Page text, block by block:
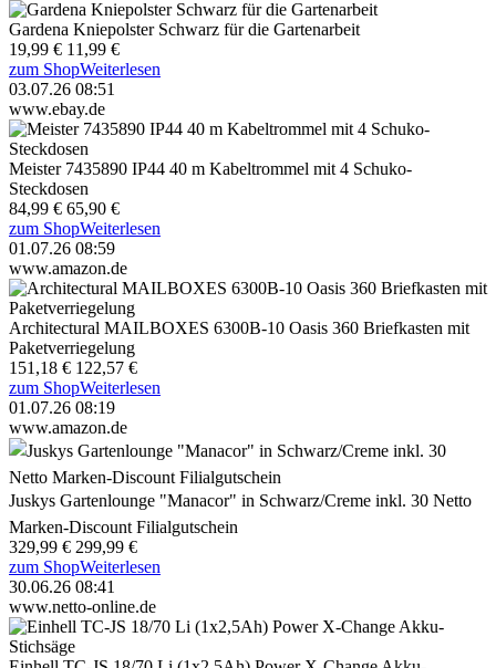
Gardena Kniepolster Schwarz für die Gartenarbeit
19,99 € 11,99 €
zum ShopWeiterlesen
03.07.26 08:51
www.ebay.de
Meister 7435890 IP44 40 m Kabeltrommel mit 4 Schuko-
Steckdosen
84,99 € 65,90 €
zum ShopWeiterlesen
01.07.26 08:59
www.amazon.de
Architectural MAILBOXES 6300B-10 Oasis 360 Briefkasten mit
Paketverriegelung
151,18 € 122,57 €
zum ShopWeiterlesen
01.07.26 08:19
www.amazon.de
Juskys Gartenlounge "Manacor" in Schwarz/Creme inkl. 30 Netto
Marken-Discount Filialgutschein
329,99 € 299,99 €
zum ShopWeiterlesen
30.06.26 08:41
www.netto-online.de